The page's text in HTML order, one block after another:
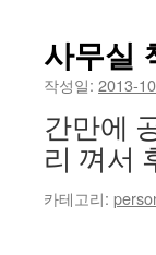
사무실
작성일: 2013-
간만에
리 껴서
카테고리: